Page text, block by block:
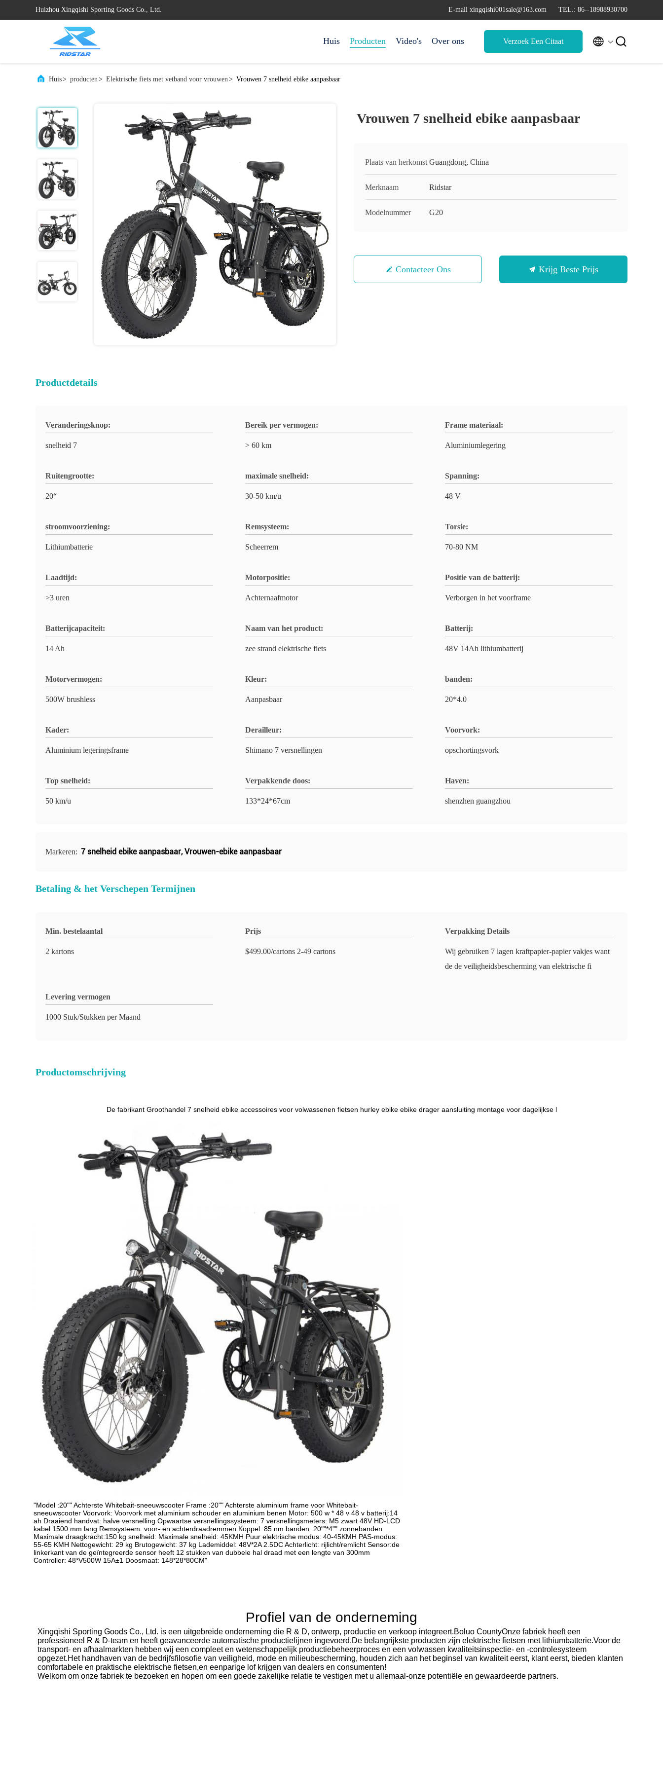
Huizhou Xingqishi Sporting Goods Co., Ltd. E-mail xingqishi001sale@163.com TEL.: 86--18988930700
Huis Producten Video's Over ons Verzoek Een Citaat  
Huis> producten> Elektrische fiets met vetband voor vrouwen> Vrouwen 7 snelheid ebike aanpasbaar
Vrouwen 7 snelheid ebike aanpasbaar
Plaats van herkomst Guangdong, China
Merknaam Ridstar
Modelnummer G20
Contacteer Ons Krijg Beste Prijs
Productdetails
Veranderingsknop:
snelheid 7
Bereik per vermogen:
> 60 km
Frame materiaal:
Aluminiumlegering
Ruitengrootte:
20“
maximale snelheid:
30-50 km/u
Spanning:
48 V
stroomvoorziening:
Lithiumbatterie
Remsysteem:
Scheerrem
Torsie:
70-80 NM
Laadtijd:
>3 uren
Motorpositie:
Achternaafmotor
Positie van de batterij:
Verborgen in het voorframe
Batterijcapaciteit:
14 Ah
Naam van het product:
zee strand elektrische fiets
Batterij:
48V 14Ah lithiumbatterij
Motorvermogen:
500W brushless
Kleur:
Aanpasbaar
banden:
20*4.0
Kader:
Aluminium legeringsframe
Derailleur:
Shimano 7 versnellingen
Voorvork:
opschortingsvork
Top snelheid:
50 km/u
Verpakkende doos:
133*24*67cm
Haven:
shenzhen guangzhou
Markeren: 7 snelheid ebike aanpasbaar,Vrouwen-ebike aanpasbaar
Betaling & het Verschepen Termijnen
Min. bestelaantal
2 kartons
Prijs
$499.00/cartons 2-49 cartons
Verpakking Details
Wij gebruiken 7 lagen kraftpapier-papier vakjes want
de de veiligheidsbescherming van elektrische fi
Levering vermogen
1000 Stuk/Stukken per Maand
Productomschrijving
De fabrikant Groothandel 7 snelheid ebike accessoires voor volwassenen fietsen hurley ebike ebike drager aansluiting montage voor dagelijkse l
"Model :20"" Achterste Whitebait-sneeuwscooter Frame :20"" Achterste aluminium frame voor Whitebait-
sneeuwscooter Voorvork: Voorvork met aluminium schouder en aluminium benen Motor: 500 w * 48 v 48 v batterij:14
ah Draaiend handvat: halve versnelling Opwaartse versnellingssysteem: 7 versnellingsmeters: M5 zwart 48V HD-LCD
kabel 1500 mm lang Remsysteem: voor- en achterdraadremmen Koppel: 85 nm banden :20""*4"" zonnebanden
Maximale draagkracht:150 kg snelheid: Maximale snelheid: 45KMH Puur elektrische modus: 40-45KMH PAS-modus:
55-65 KMH Nettogewicht: 29 kg Brutogewicht: 37 kg Lademiddel: 48V*2A 2.5DC Achterlicht: rijlicht/remlicht Sensor:de
linkerkant van de geïntegreerde sensor heeft 12 stukken van dubbele hal draad met een lengte van 300mm
Controller: 48*V500W 15A±1 Doosmaat: 148*28*80CM"